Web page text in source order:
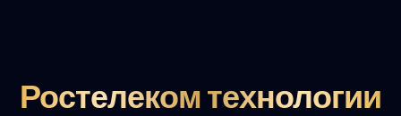
Ростелеком технологии